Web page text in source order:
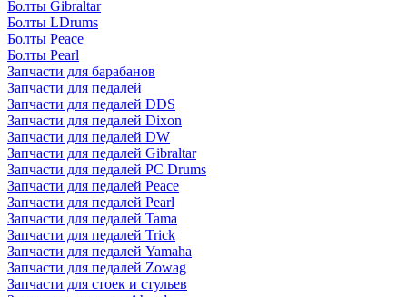
Болты Gibraltar
Болты LDrums
Болты Peace
Болты Pearl
Запчасти для барабанов
Запчасти для педалей
Запчасти для педалей DDS
Запчасти для педалей Dixon
Запчасти для педалей DW
Запчасти для педалей Gibraltar
Запчасти для педалей PC Drums
Запчасти для педалей Peace
Запчасти для педалей Pearl
Запчасти для педалей Tama
Запчасти для педалей Trick
Запчасти для педалей Yamaha
Запчасти для педалей Zowag
Запчасти для стоек и стульев